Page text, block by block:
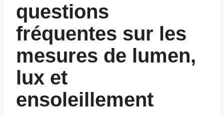
questions
fréquentes sur les
mesures de lumen,
lux et
ensoleillement